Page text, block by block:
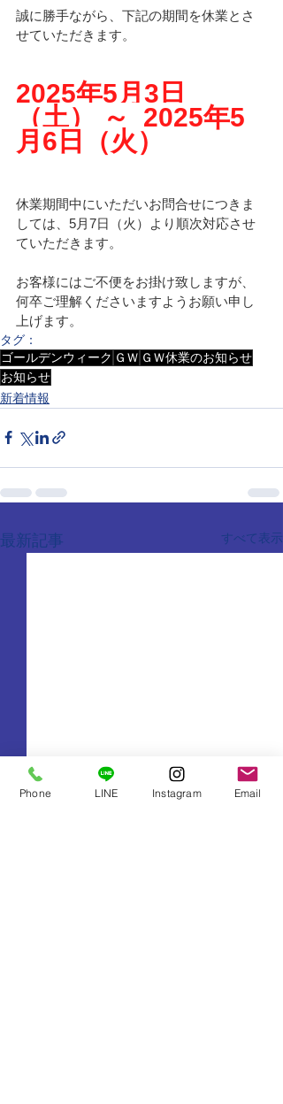
誠に勝手ながら、下記の期間を休業とさ
せていただきます。
2025年5月3日
（土） ～  2025年5
月6日（火）
休業期間中にいただいお問合せにつきま
しては、5月7日（火）より順次対応させ
ていただきます。
お客様にはご不便をお掛け致しますが、
何卒ご理解くださいますようお願い申し
上げます。
タグ：
ゴールデンウィーク ＧＷ ＧＷ休業のお知らせ
お知らせ
新着情報
最新記事 すべて表示
Phone LINE Instagram Email